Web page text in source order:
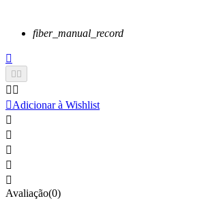
fiber_manual_record

 
 
Adicionar à Wishlist





Avaliação(0)